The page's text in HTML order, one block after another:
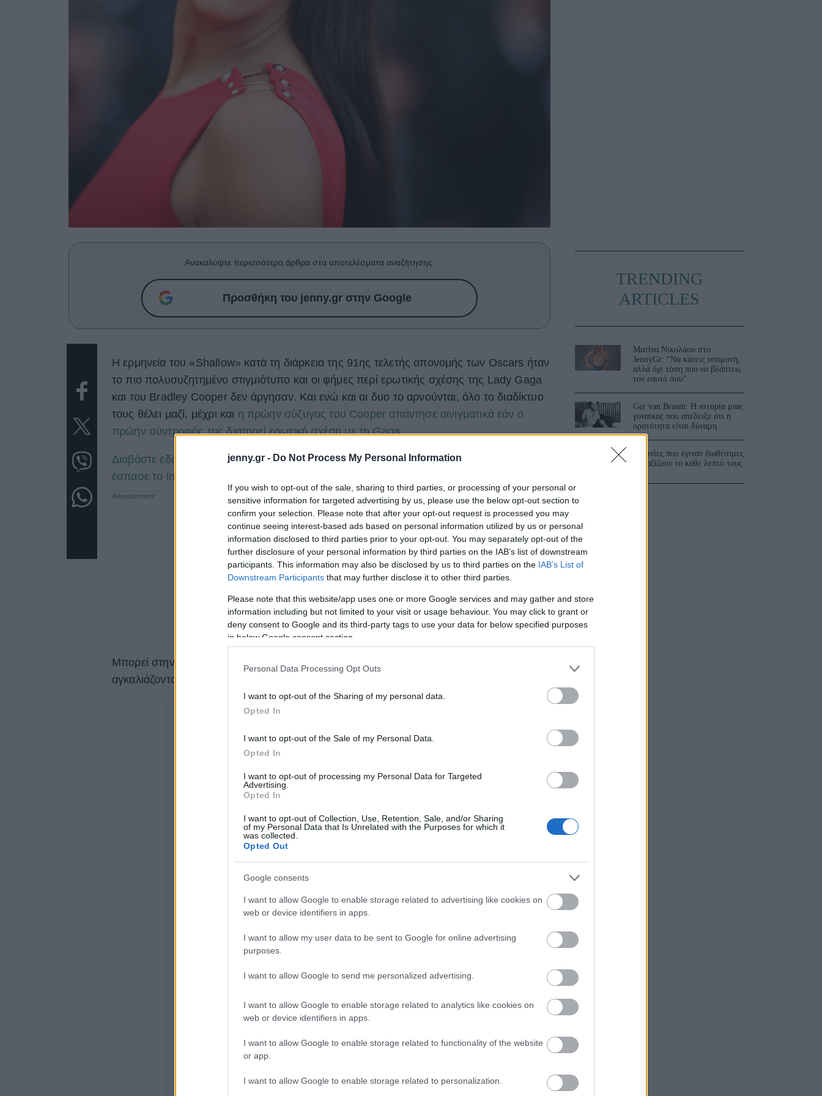
jenny.gr - Do Not Process My Personal Information
If you wish to opt-out of the sale, sharing to third parties, or processing of your personal or
sensitive information for targeted advertising by us, please use the below opt-out section to
confirm your selection. Please note that after your opt-out request is processed you may
continue seeing interest-based ads based on personal information utilized by us or personal
information disclosed to third parties prior to your opt-out. You may separately opt-out of the
further disclosure of your personal information by third parties on the IAB’s list of downstream
participants. This information may also be disclosed by us to third parties on the IAB’s List of
Downstream Participants that may further disclose it to other third parties.
Please note that this website/app uses one or more Google services and may gather and store
information including but not limited to your visit or usage behaviour. You may click to grant or
deny consent to Google and its third-party tags to use your data for below specified purposes
in below Google consent section.
Personal Data Processing Opt Outs
I want to opt-out of the Sharing of my personal data.
Opted In
I want to opt-out of the Sale of my Personal Data.
Opted In
I want to opt-out of processing my Personal Data for Targeted
Advertising.
Opted In
I want to opt-out of Collection, Use, Retention, Sale, and/or Sharing
of my Personal Data that Is Unrelated with the Purposes for which it
was collected.
Opted Out
Google consents
I want to allow Google to enable storage related to advertising like cookies on
web or device identifiers in apps.
I want to allow my user data to be sent to Google for online advertising
purposes.
I want to allow Google to send me personalized advertising.
I want to allow Google to enable storage related to analytics like cookies on
web or device identifiers in apps.
I want to allow Google to enable storage related to functionality of the website
or app.
I want to allow Google to enable storage related to personalization.
Ανακαλύψτε περισσότερα άρθρα στα αποτελέσματα αναζήτησης.
Προσθήκη του jenny.gr στην Google
H ερμηνεία του «Shallow» κατά τη διάρκεια της 91ης τελετής απονομής των Oscars ήταν
το πιο πολυσυζητημένο στιγμιότυπο και οι φήμες περί ερωτικής σχέσης της Lady Gaga
και του Bradley Cooper δεν άργησαν. Και ενώ και οι δυο το αρνούνται, όλο το διαδίκτυο
τους θέλει μαζί, μέχρι και η πρώην σύζυγος του Cooper απάντησε αινιγματικά εάν ο
πρώην σύντροφός της διατηρεί ερωτική σχέση με τη Gaga.
Διαβάστε εδώ: Oscars 2019: Το performance της Lady Gaga και του Bradley Cooper
έσπασε το internet
Μπορεί στην ανακοίνωση της βράβευσης, η Lady Gaga και η Irina Shayk να
αγκαλιάζονταν, αλλά αυτό δε σημαίνει ότι είχαν και τις καλύτερες σχέσεις.
TRENDING
ARTICLES
Ματίνα Νικολάου στο
JennyGr: “Να κάνεις υπομονή,
αλλά όχι τόση που να βλάπτεις
τον εαυτό σου”
Ger van Braam: Η ιστορία μιας
γυναίκας που απέδειξε ότι η
ορατότητα είναι δύναμη
3 ταινίες που έγιναν διαθέσιμες
και αξίζουν το κάθε λεπτό τους